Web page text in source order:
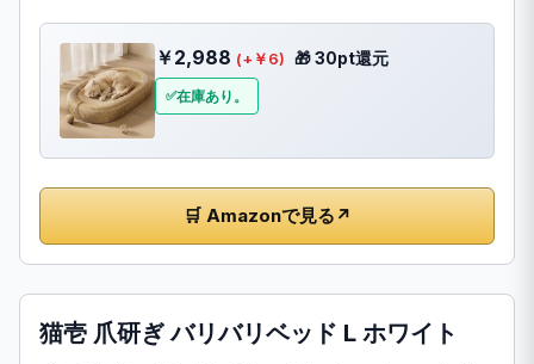
￥2,988 (+￥6) 🎁 30pt還元
在庫あり。
🛒 Amazonで見る ↗
猫壱 爪研ぎ バリバリベッド L ホワイト